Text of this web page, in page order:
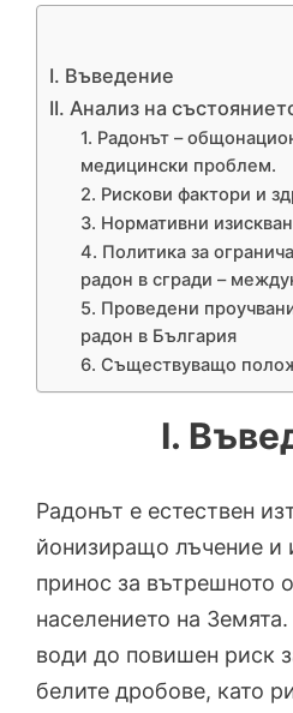
І. Въведение
II. Анализ на
1. Радонът –
медицински проблем.
2. Рискови фактори и
3. Нормативни
4. Политика за
радон в сгради –
5. Проведени
радон в България
6. Съществуващо
І.
Радонът е естествен
йонизиращо лъчение и
принос за вътрешното
населението на
води до повишен риск
белите дробове, като